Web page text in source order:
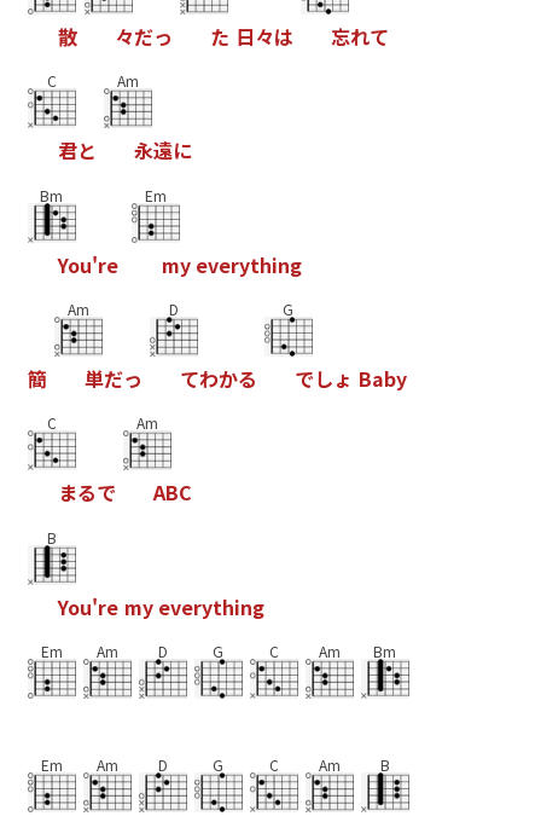
散 々だっ た 日々は 忘れて
C
君と
Am
永遠に
Bm
You're
Em
my everything
簡
Am
単だっ
D
てわかる
G
でしょ Baby
C
まるで
Am
ABC
B
You're my everything
Em Am D G C Am Bm
Em Am D G C Am B